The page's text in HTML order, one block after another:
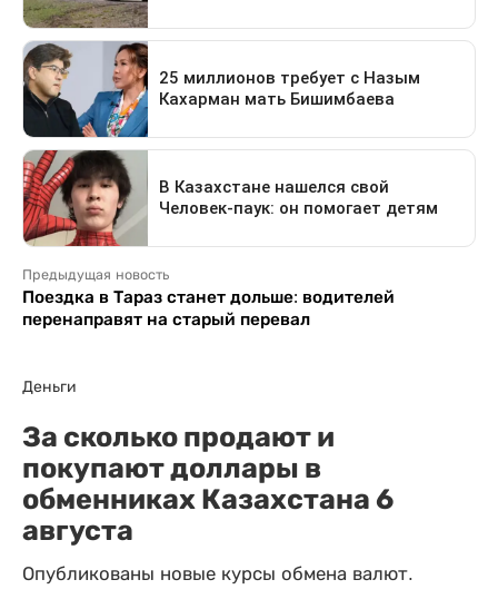
Предыдущая новость
Поездка в Тараз станет дольше: водителей
перенаправят на старый перевал
Деньги
За сколько продают и
покупают доллары в
обменниках Казахстана 6
августа
Опубликованы новые курсы обмена валют.